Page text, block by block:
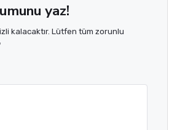
yaz!
kalacaktır. Lütfen tüm zorunlu